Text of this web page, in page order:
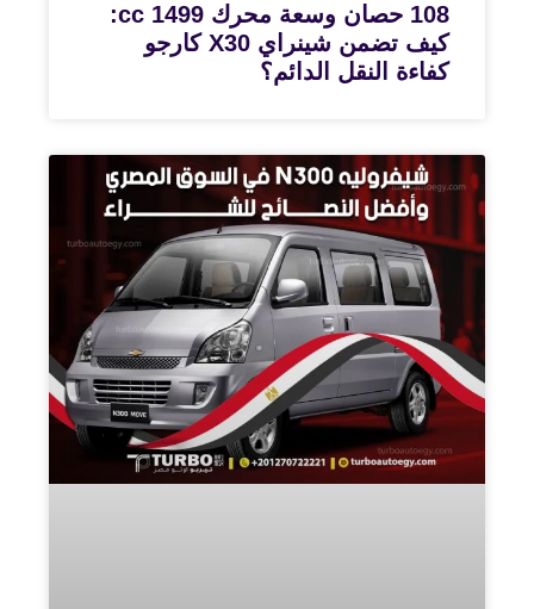
108 حصان وسعة محرك 1499 cc:
كيف تضمن شينراي X30 كارجو
كفاءة النقل الدائم؟